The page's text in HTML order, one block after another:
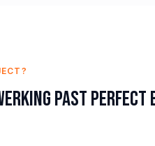
past perfect